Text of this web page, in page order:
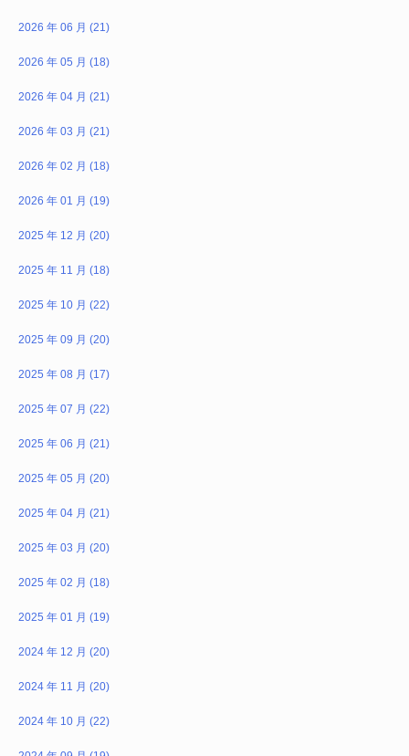
2026 年 06 月 (21)
2026 年 05 月 (18)
2026 年 04 月 (21)
2026 年 03 月 (21)
2026 年 02 月 (18)
2026 年 01 月 (19)
2025 年 12 月 (20)
2025 年 11 月 (18)
2025 年 10 月 (22)
2025 年 09 月 (20)
2025 年 08 月 (17)
2025 年 07 月 (22)
2025 年 06 月 (21)
2025 年 05 月 (20)
2025 年 04 月 (21)
2025 年 03 月 (20)
2025 年 02 月 (18)
2025 年 01 月 (19)
2024 年 12 月 (20)
2024 年 11 月 (20)
2024 年 10 月 (22)